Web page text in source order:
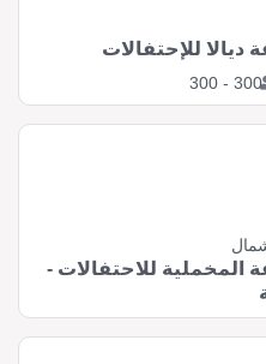
300 - 300
ديالا للإحتفالات
المخملية للاحتفالات -